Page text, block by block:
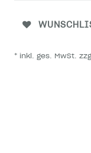
* inkl. ges. MwSt.